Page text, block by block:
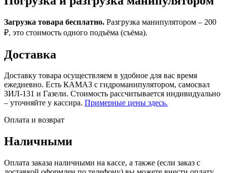
Загрузка товара бесплатно. Разгрузка манипулятором – 200
₽, это стоимость одного подъёма (съёма).
Доставка
Доставку товара осуществляем в удобное для вас время
ежедневно. Есть КАМАЗ с гидроманипулятором, самосвал
ЗИЛ-131 и Газели. Стоимость рассчитывается индивидуально
– уточняйте у кассира. Примерные цены здесь.
Оплата и возврат
Наличными
Оплата заказа наличными на кассе, а также (если заказ с